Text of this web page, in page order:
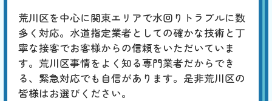
省エネな照明への改善など、規模や予算に応じたトータルなコーディネ
ートが行えます。
荒川区を中心に関東エリアで水回りトラブルに数
多く対応。水道指定業者としての確かな技術と丁
寧な接客でお客様からの信頼をいただいていま
す。荒川区事情をよく知る専門業者だからでき
る、緊急対応でも自信があります。是非荒川区の
皆様はお選びください。